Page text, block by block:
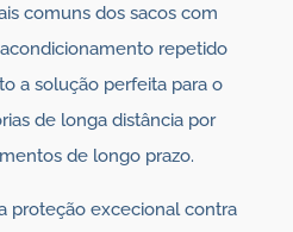
comuns dos sacos com
repetido
a solução perfeita para o
de longa distância por
de longo prazo.
proteção excecional contra